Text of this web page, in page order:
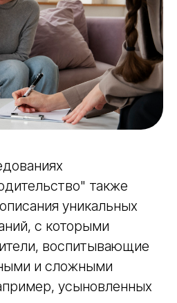
также
уникальных
с которыми
воспитывающие
и сложными
усыновленных